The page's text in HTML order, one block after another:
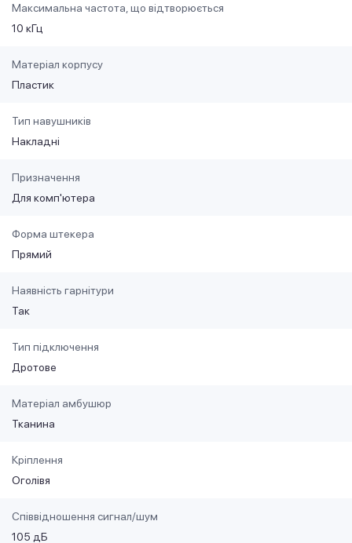
Максимальна частота, що відтворюється
10 кГц
Матеріал корпусу
Пластик
Тип навушників
Накладні
Призначення
Для комп'ютера
Форма штекера
Прямий
Наявність гарнітури
Так
Тип підключення
Дротове
Матеріал амбушюр
Тканина
Кріплення
Оголівя
Співвідношення сигнал/шум
105 дБ